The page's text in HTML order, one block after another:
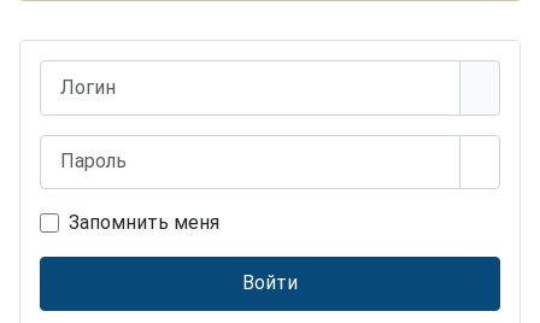
Запомнить меня
Войти